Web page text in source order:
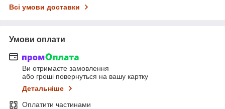
Всі умови доставки
Умови оплати
Ви отримаєте замовлення
або гроші повернуться на вашу картку
Детальніше
Оплатити частинами